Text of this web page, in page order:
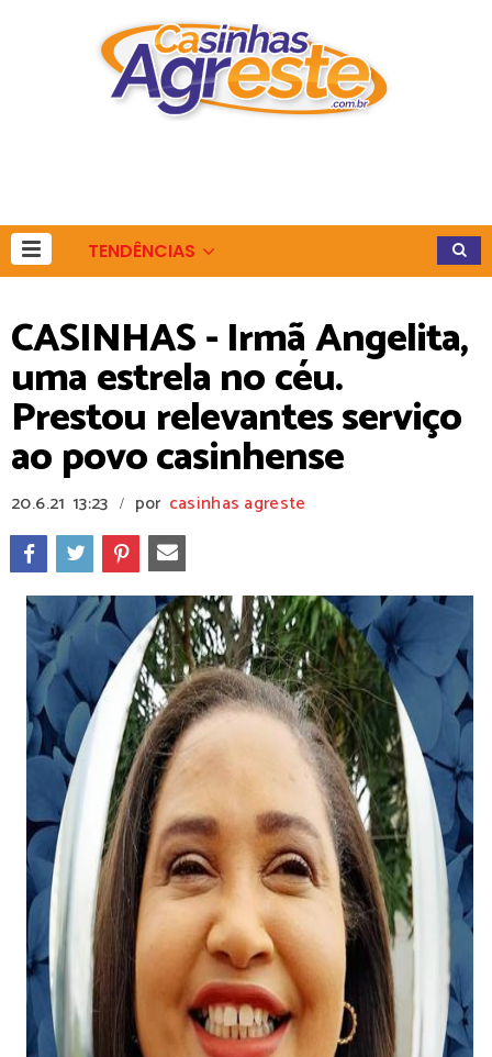
TENDÊNCIAS
CASINHAS - Irmã Angelita,
uma estrela no céu.
Prestou relevantes serviço
ao povo casinhense
20.6.21 13:23 / por casinhas agreste